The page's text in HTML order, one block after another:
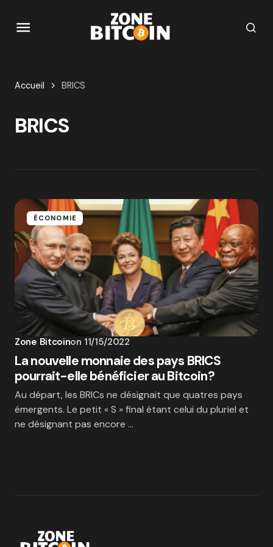
Accueil BRICS
BRICS
ÉCONOMIE
Zone Bitcoinon 11/15/2022
La nouvelle monnaie des pays BRICS
pourrait-elle bénéficier au Bitcoin?
Au départ, les BRICs ne désignait que quatres pays
émergents. Le petit « S » final étant celui du pluriel et
ne désignant pas encore …